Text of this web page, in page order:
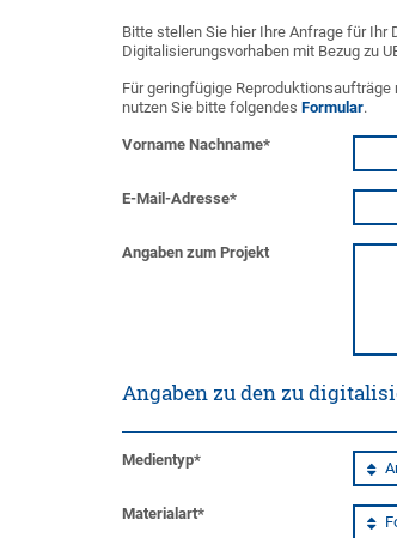
Bitte stellen Sie hier Ihre Anfrage für Ihr
Digitalisierungsvorhaben mit Bezug zu
Für geringfügige
nutzen Sie bitte folgendes Formular.
Vorname Nachname*
E-Mail-Adresse*
Angaben zum Projekt
Angaben zu den zu
Medientyp*
Materialart*